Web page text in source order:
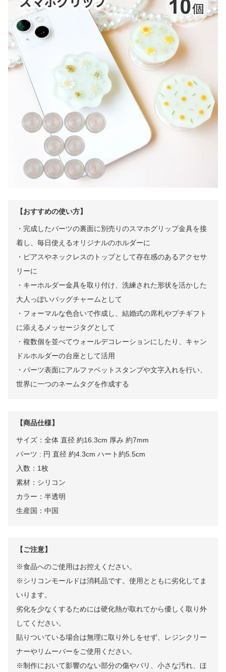
【おすすめの使い方】
・完成したパーツの裏面に別売りのスマホグリップ金具を接
着し、毎日使えるオリジナルのホルダーに
・ピアスやネックレスのトップとして存在感のあるアクセサ
リーに
・キーホルダー金具を取り付け、洗練された形状を活かした
大人っぽいバッグチャームとして
・フォーマルな色合いで作成し、結婚式の席札やプチギフト
に添えるメッセージタグとして
・複数個を並べてウォールデコレーションにしたり、キャン
ドルホルダーの台座として活用
・パーツ表面にアルファベットスタンプや文字入れを行い、
世界に一つのネームタグを作成する
【商品仕様】
サイズ：全体 直径 約16.3cm 厚み 約7mm
パーツ : 円 直径 約4.3cm ハート約5.5cm
入数：1枚
素材：シリコン
カラー：半透明
生産国：中国
【ご注意】
※食品へのご使用はお控えください。
※シリコンモールドは消耗品です。使用とともに劣化してま
いります。
劣化を少なくするためには硬化熱が取れてから優しく取り外
してください。
貼りついている場合は無理に取り外しをせず、レジンクリー
ナーやリムーバーをご使用ください。
※制作において影響のない部分の傷やバリ、小さな汚れ、ほ